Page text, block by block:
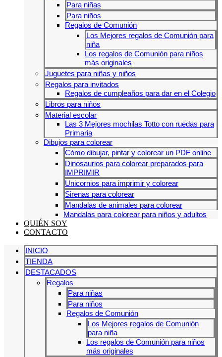
Para niñas
Para niños
Regalos de Comunión
Los Mejores regalos de Comunión para
niña
Los regalos de Comunión para niños
más originales
Juguetes para niñas y niños
Regalos para invitados
Regalos de cumpleaños para dar en el Colegio
Libros para niños
Material escolar
Las 3 Mejores mochilas Totto con ruedas para
Primaria
Dibujos para colorear
Cómo dibujar, pintar y colorear un PDF online
Dinosaurios para colorear preparados para
IMPRIMIR
Unicornios para imprimir y colorear
Sirenas para colorear
Mandalas de animales para colorear
Mandalas para colorear para niños y adultos
QUIÉN SOY
CONTACTO
INICIO
TIENDA
DESTACADOS
Regalos
Para niñas
Para niños
Regalos de Comunión
Los Mejores regalos de Comunión
para niña
Los regalos de Comunión para niños
más originales